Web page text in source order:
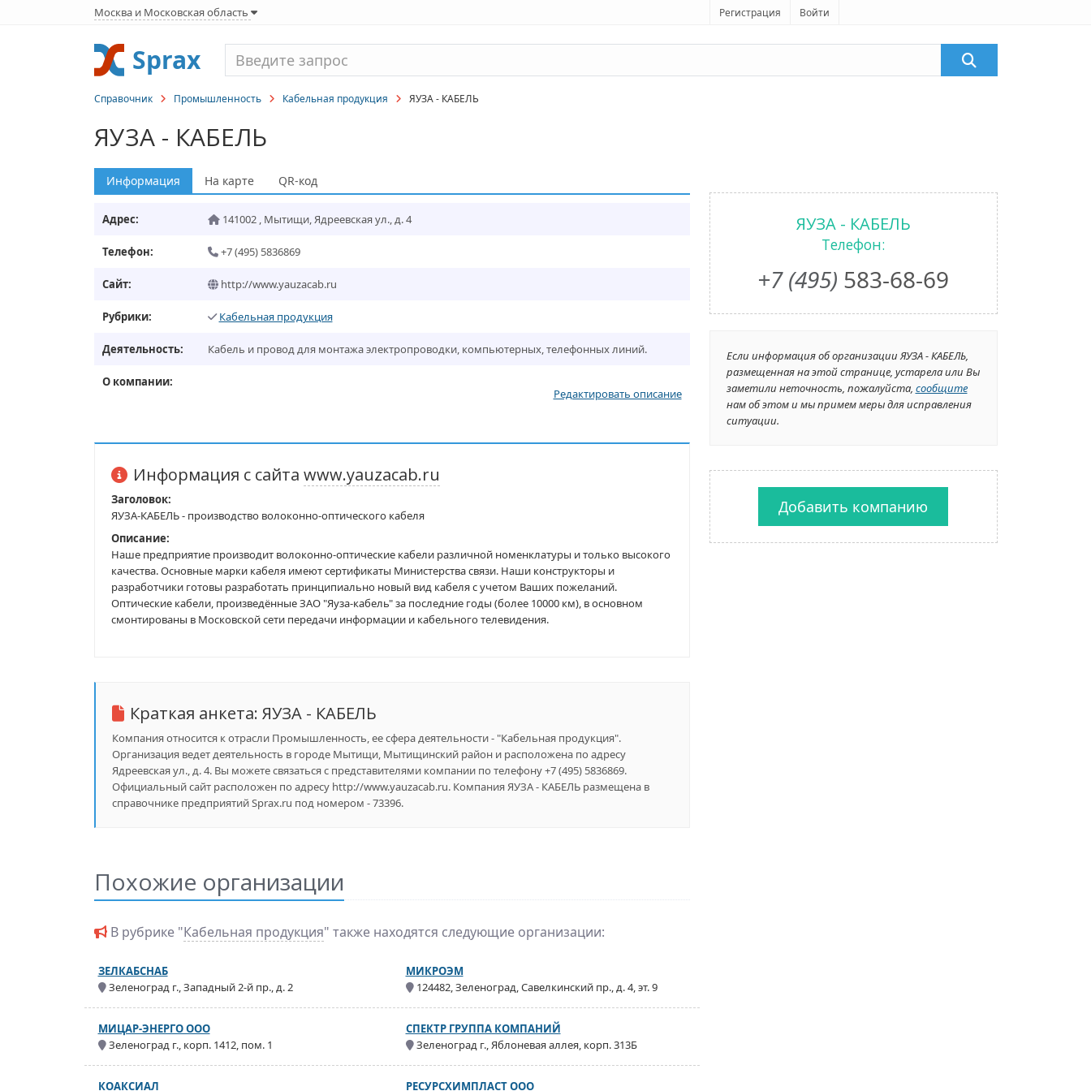
Москва и Московская область Регистрация Войти
Sprax
Справочник Промышленность Кабельная продукция ЯУЗА - КАБЕЛЬ
ЯУЗА - КАБЕЛЬ
Информация На карте QR-код
Адрес: 141002, Мытищи,Ядреевская ул., д. 4
Телефон: +7 (495) 5836869
Сайт: http://www.yauzacab.ru
Рубрики: Кабельная продукция
Деятельность: Кабель и провод для монтажа электропроводки, компьютерных, телефонных линий.
О компании:
Редактировать описание
Информация с сайта www.yauzacab.ru
Заголовок:
ЯУЗА-КАБЕЛЬ - производство волоконно-оптического кабеля
Описание:
Наше предприятие производит волоконно-оптические кабели различной номенклатуры и только высокого
качества. Основные марки кабеля имеют сертификаты Министерства связи. Наши конструкторы и
разработчики готовы разработать принципиально новый вид кабеля с учетом Ваших пожеланий.
Оптические кабели, произведённые ЗАО "Яуза-кабель" за последние годы (более 10000 км), в основном
смонтированы в Московской сети передачи информации и кабельного телевидения.
Краткая анкета: ЯУЗА - КАБЕЛЬ
Компания относится к отрасли Промышленность, ее сфера деятельности - "Кабельная продукция".
Организация ведет деятельность в городе Мытищи, Мытищинский район и расположена по адресу
Ядреевская ул., д. 4. Вы можете связаться с представителями компании по телефону +7 (495) 5836869.
Официальный сайт расположен по адресу http://www.yauzacab.ru. Компания ЯУЗА - КАБЕЛЬ размещена в
справочнике предприятий Sprax.ru под номером - 73396.
Похожие организации
В рубрике "Кабельная продукция" также находятся следующие организации:
ЗЕЛКАБСНАБ
Зеленоград г., Западный 2-й пр., д. 2
МИКРОЭМ
124482, Зеленоград, Савелкинский пр., д. 4, эт. 9
МИЦАР-ЭНЕРГО ООО
Зеленоград г., корп. 1412, пом. 1
СПЕКТР ГРУППА КОМПАНИЙ
Зеленоград г., Яблоневая аллея, корп. 313Б
КОАКСИАЛ РЕСУРСХИМПЛАСТ ООО
ЯУЗА - КАБЕЛЬ
Телефон:
+7 (495) 583-68-69
Если информация об организации ЯУЗА - КАБЕЛЬ,
размещенная на этой странице, устарела или Вы
заметили неточность, пожалуйста, сообщите
нам об этом и мы примем меры для исправления
ситуации.
Добавить компанию